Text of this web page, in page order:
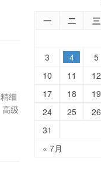
细
级
一 二 三
« 7月
3
4 5
10
11 12
17
18 19
24
25 26
31